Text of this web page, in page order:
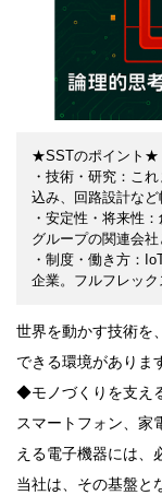
★SSTのポイント★
・技術・研究：こ
込み、回路設計など
・安定性・将来性
グループの関連会
・制度・働き方：
企業。フルフレック
世界を動かす技術を
できる環境がありま
◆モノづくりを支え
スマートフォン、
える電子機器には、
当社は、その基盤と